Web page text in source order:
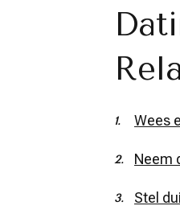
Wees
Neem
Stel